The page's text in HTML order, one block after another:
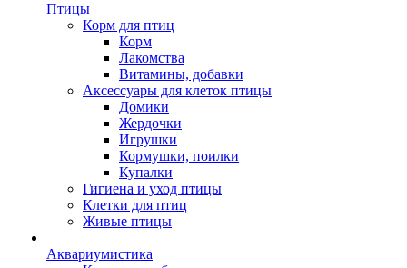
Птицы
Корм для птиц
Корм
Лакомства
Витамины, добавки
Аксессуары для клеток птицы
Домики
Жердочки
Игрушки
Кормушки, поилки
Купалки
Гигиена и уход птицы
Клетки для птиц
Живые птицы
Аквариумистика